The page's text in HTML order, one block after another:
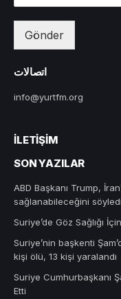
Gönder
اتصالات
info@yurtfm.org
İLETIŞIM
SON YAZILAR
ABD Başkanı Trump,
sağlanabileceğini söyledi
Suriye’de Göz Sağlığı
Suriye’nin başkenti
kişi ölü, 13 kişi yaralandı
Suriye Cumhurbaşkanı
Etti